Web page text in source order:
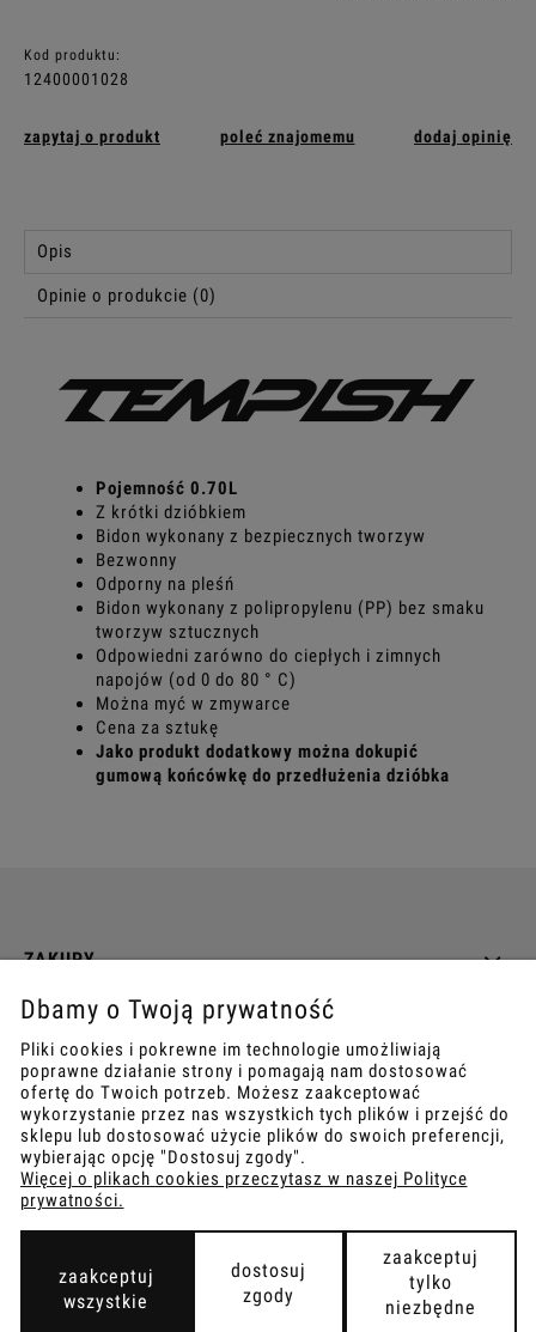
Kod produktu:
12400001028
zapytaj o produkt poleć znajomemu dodaj opinię
Opis
Opinie o produkcie (0)
Pojemność 0.70L
Z krótki dzióbkiem
Bidon wykonany z bezpiecznych tworzyw
Bezwonny
Odporny na pleśń
Bidon wykonany z polipropylenu (PP) bez smaku
tworzyw sztucznych
Odpowiedni zarówno do ciepłych i zimnych
napojów (od 0 do 80 ° C)
Można myć w zmywarce
Cena za sztukę
Jako produkt dodatkowy można dokupić
gumową końcówkę do przedłużenia dzióbka
ZAKUPY
INFO
REGULAMINY
COPYRIGHT © 2021
TEMPISH.WYKONANIE:BOMBARDIER.PRO
Dbamy o Twoją prywatność
Pliki cookies i pokrewne im technologie umożliwiają
poprawne działanie strony i pomagają nam dostosować
ofertę do Twoich potrzeb. Możesz zaakceptować
wykorzystanie przez nas wszystkich tych plików i przejść do
sklepu lub dostosować użycie plików do swoich preferencji,
wybierając opcję "Dostosuj zgody".
Więcej o plikach cookies przeczytasz w naszej Polityce
prywatności.
zaakceptuj
tylko
niezbędne
dostosuj
zgody
zaakceptuj
wszystkie